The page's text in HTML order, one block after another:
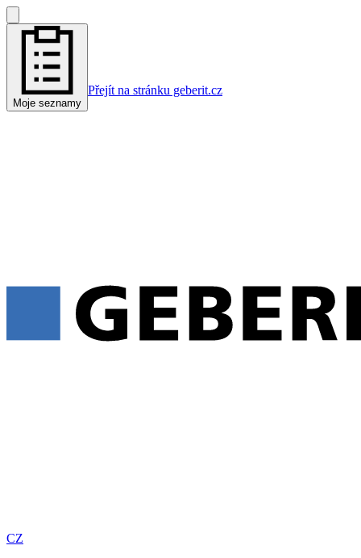
Moje seznamy
Přejít na stránku geberit.cz
CZ